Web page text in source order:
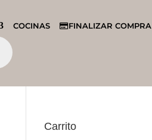
COCINAS FINALIZAR COMPRA
Carrito